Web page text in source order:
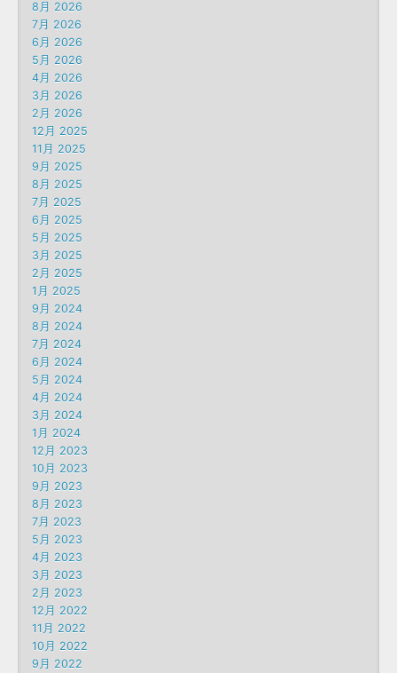
8月 2026
7月 2026
6月 2026
5月 2026
4月 2026
3月 2026
2月 2026
12月 2025
11月 2025
9月 2025
8月 2025
7月 2025
6月 2025
5月 2025
3月 2025
2月 2025
1月 2025
9月 2024
8月 2024
7月 2024
6月 2024
5月 2024
4月 2024
3月 2024
1月 2024
12月 2023
10月 2023
9月 2023
8月 2023
7月 2023
5月 2023
4月 2023
3月 2023
2月 2023
12月 2022
11月 2022
10月 2022
9月 2022